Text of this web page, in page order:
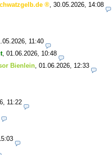
30.05.2026, 14:08
11:40
, 01.06.2026, 10:48
Bienlein 01.06.2026, 12:33
11:22